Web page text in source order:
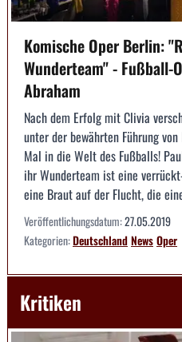
Komische Oper Berlin:
Wunderteam" - Fußball-
Abraham
Nach dem Erfolg mit Clivia
unter der bewährten Führung
Mal in die Welt des Fußballs!
ihr Wunderteam ist eine
eine Braut auf der Flucht, die
Veröffentlichungsdatum:27.05.2019
Kategorien:DeutschlandNewsOper
Kritiken